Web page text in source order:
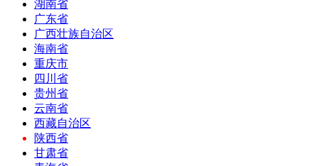
湖南省
广东省
广西壮族自治区
海南省
重庆市
四川省
贵州省
云南省
西藏自治区
陕西省
甘肃省